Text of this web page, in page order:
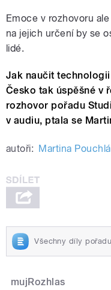
Emoce v rozhovoru
na jejich určení by se
lidé.
Jak naučit
Česko tak úspěšné v
rozhovor pořadu
v audiu, ptala se
autoři: Martina Pouchlá
Všechny díly
mujRozhlas